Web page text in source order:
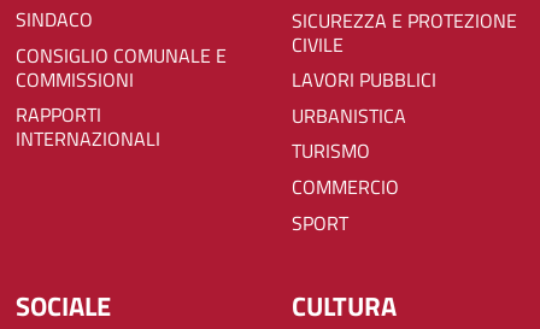
SINDACO
CONSIGLIO COMUNALE E
COMMISSIONI
RAPPORTI
INTERNAZIONALI
SICUREZZA E PROTEZIONE
CIVILE
LAVORI PUBBLICI
URBANISTICA
TURISMO
COMMERCIO
SPORT
SOCIALE CULTURA